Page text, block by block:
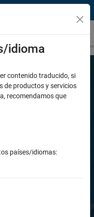
procesamiento
acústica
idioma
contenido traducido, si
de productos y servicios
recomendamos que
países/idiomas: